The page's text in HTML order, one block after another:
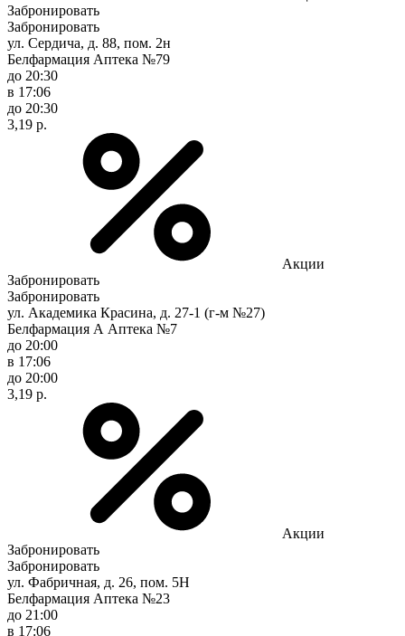
Забронировать
Забронировать
ул. Сердича, д. 88, пом. 2н
Белфармация Аптека №79
до 20:30
в 17:06
до 20:30
3,19 р.
Акции
Забронировать
Забронировать
ул. Академика Красина, д. 27-1 (г-м №27)
Белфармация А Аптека №7
до 20:00
в 17:06
до 20:00
3,19 р.
Акции
Забронировать
Забронировать
ул. Фабричная, д. 26, пом. 5Н
Белфармация Аптека №23
до 21:00
в 17:06